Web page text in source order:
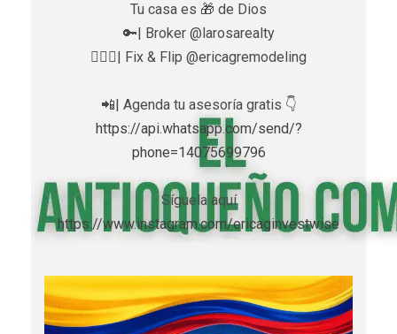
Tu casa es 🎁 de Dios
🔑| Broker @larosarealty
👷🏼‍♀️| Fix & Flip @ericagremodeling
📲| Agenda tu asesoría gratis 👇
https://api.whatsapp.com/send/?
phone=14075699796
Síguela aquí
https://www.instagram.com/ericaginvestwise